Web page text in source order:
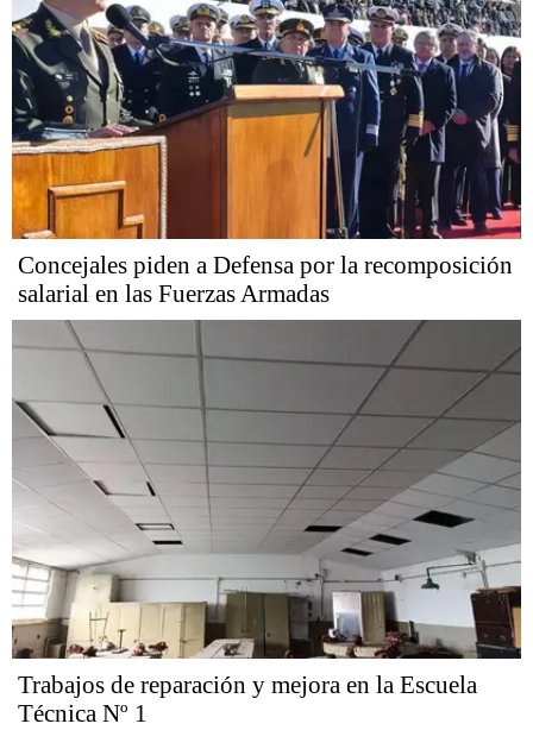
Concejales piden a Defensa por la recomposición
salarial en las Fuerzas Armadas
Trabajos de reparación y mejora en la Escuela
Técnica Nº 1